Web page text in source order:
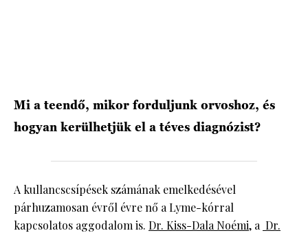
Mi a teendő, mikor forduljunk orvoshoz, és
hogyan kerülhetjük el a téves diagnózist?
A kullancscsípések számának emelkedésével
párhuzamosan évről évre nő a Lyme-kórral
kapcsolatos aggodalom is. Dr. Kiss-Dala Noémi, a Dr.